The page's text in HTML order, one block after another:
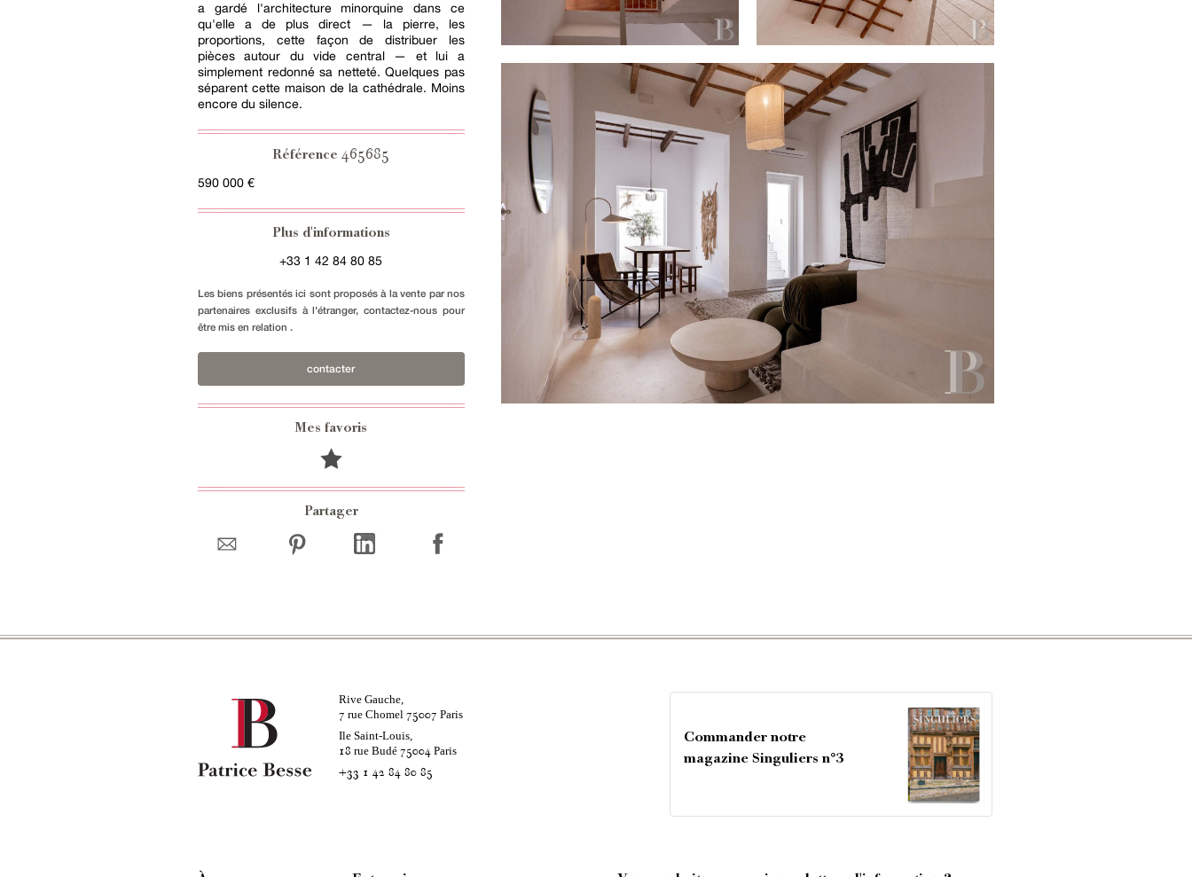
a gardé l'architecture minorquine dans ce
qu'elle a de plus direct — la pierre, les
proportions, cette façon de distribuer les
pièces autour du vide central — et lui a
simplement redonné sa netteté. Quelques pas
séparent cette maison de la cathédrale. Moins
encore du silence.
Référence465685
590 000 €
Plus d'informations
+33 1 42 84 80 85
Les biens présentés ici sont proposés à la vente par nos
partenaires exclusifs à l'étranger, contactez-nous pour
être mis en relation .
contacter
Mes favoris
Partager
Rive Gauche,
7 rue Chomel 75007 Paris
Ile Saint-Louis,
18 rue Budé 75004Paris
+33 1 42 84 80 85
Commander notre
magazine Singuliers n°3